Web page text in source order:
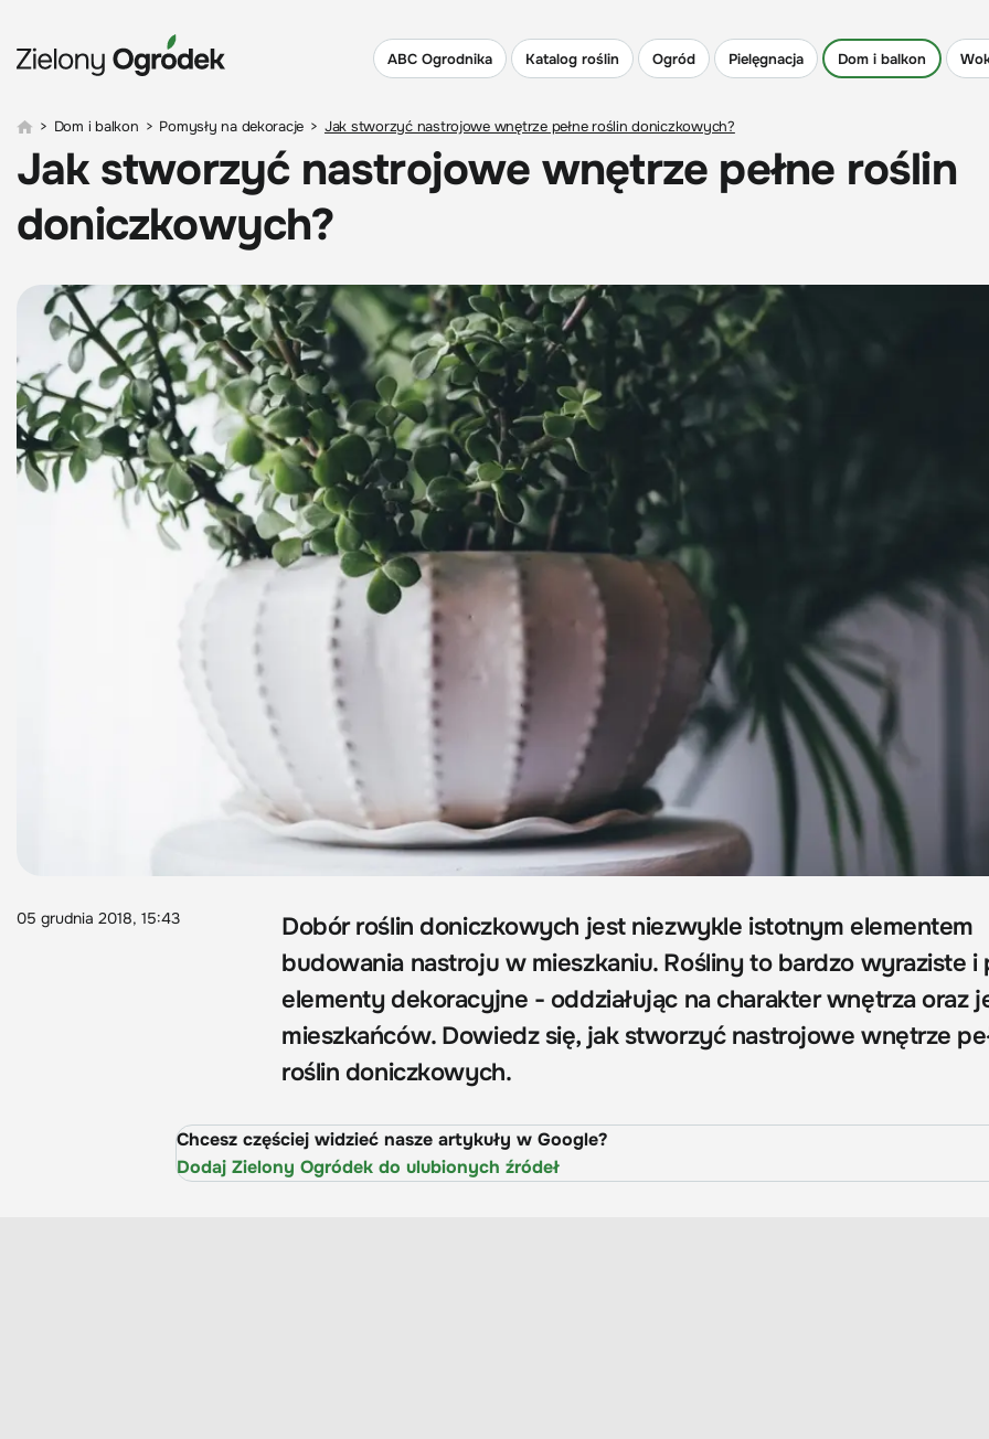
ABC Ogrodnika Katalog roślin Ogród Pielęgnacja Dom i balkon
> Dom i balkon > Pomysły na dekoracje > Jak stworzyć nastrojowe wnętrze pełne roślin doniczkowych?
Jak stworzyć nastrojowe wnętrze pełne roślin
doniczkowych?
05 grudnia 2018, 15:43
Dobór roślin doniczkowych jest niezwykle istotnym elementem
budowania nastroju w mieszkaniu. Rośliny to bardzo wyraziste i
elementy dekoracyjne - oddziałując na charakter wnętrza oraz
mieszkańców. Dowiedz się, jak stworzyć nastrojowe wnętrze
roślin doniczkowych.
Chcesz częściej widzieć nasze artykuły w Google?
Dodaj Zielony Ogródek do ulubionych źródeł